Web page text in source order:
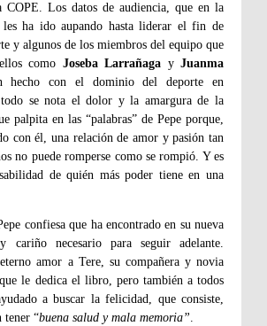
COPE. Los datos de audiencia, que en la
ha ido aupando hasta liderar el fin de
y algunos de los miembros del equipo que
como Joseba Larrañaga y Juanma
hecho con el dominio del deporte en
se nota el dolor y la amargura de la
palpita en las “palabras” de Pepe porque,
con él, una relación de amor y pasión tan
no puede romperse como se rompió. Y es
de quién más poder tiene en una
confiesa que ha encontrado en su nueva
cariño necesario para seguir adelante.
amor a Tere, su compañera y novia
le dedica el libro, pero también a todos
a buscar la felicidad, que consiste,
tener “buena salud y mala memoria”.